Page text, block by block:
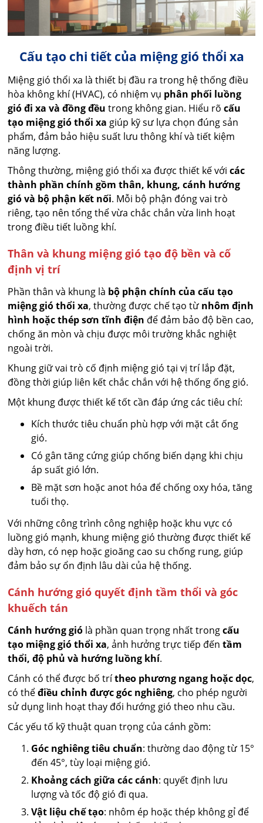
Cấu tạo chi tiết của miệng gió thổi xa
Miệng gió thổi xa là thiết bị đầu ra trong hệ thống điều
hòa không khí (HVAC), có nhiệm vụ phân phối luồng
gió đi xa và đồng đều trong không gian. Hiểu rõcấu
tạo miệng gió thổi xa giúp kỹ sư lựa chọn đúng sản
phẩm, đảm bảo hiệu suất lưu thông khí và tiết kiệm
năng lượng.
Thông thường, miệng gió thổi xa được thiết kế vớicác
thành phần chính gồm thân, khung, cánh hướng
gió và bộ phận kết nối. Mỗi bộ phận đóng vai trò
riêng, tạo nên tổng thể vừa chắc chắn vừa linh hoạt
trong điều tiết luồng khí.
Thân và khung miệng gió tạo độ bền và cố
định vị trí
Phần thân và khung là bộ phận chính của cấu tạo
miệng gió thổi xa, thường được chế tạo từ nhôm định
hình hoặc thép sơn tĩnh điện để đảm bảo độ bền cao,
chống ăn mòn và chịu được môi trường khắc nghiệt
ngoài trời.
Khung giữ vai trò cố định miệng gió tại vị trí lắp đặt,
đồng thời giúp liên kết chắc chắn với hệ thống ống gió.
Một khung được thiết kế tốt cần đáp ứng các tiêu chí:
Kích thước tiêu chuẩn phù hợp với mặt cắt ống
gió.
Có gân tăng cứng giúp chống biến dạng khi chịu
áp suất gió lớn.
Bề mặt sơn hoặc anot hóa để chống oxy hóa, tăng
tuổi thọ.
Với những công trình công nghiệp hoặc khu vực có
luồng gió mạnh, khung miệng gió thường được thiết kế
dày hơn, có nẹp hoặc gioăng cao su chống rung, giúp
đảm bảo sự ổn định lâu dài của hệ thống.
Cánh hướng gió quyết định tầm thổi và góc
khuếch tán
Cánh hướng gió là phần quan trọng nhất trongcấu
tạo miệng gió thổi xa, ảnh hưởng trực tiếp đếntầm
thổi, độ phủ và hướng luồng khí.
Cánh có thể được bố trítheo phương ngang hoặc dọc,
có thểđiều chỉnh được góc nghiêng, cho phép người
sử dụng linh hoạt thay đổi hướng gió theo nhu cầu.
Các yếu tố kỹ thuật quan trọng của cánh gồm:
Góc nghiêng tiêu chuẩn: thường dao động từ 15°
đến 45°, tùy loại miệng gió.
Khoảng cách giữa các cánh: quyết định lưu
lượng và tốc độ gió đi qua.
Vật liệu chế tạo: nhôm ép hoặc thép không gỉ để